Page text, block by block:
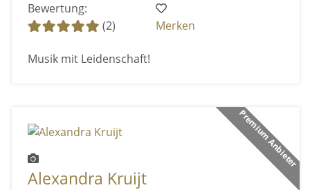
Bewertung:
(2)
Merken
Musik mit Leidenschaft!
Premium Anbieter
Alexandra Kruijt